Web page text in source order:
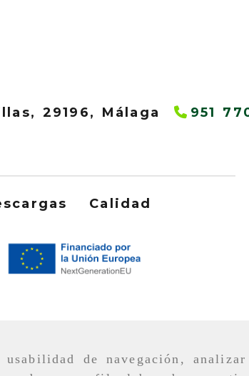
de navegación,
29196, Málaga 951
Calidad